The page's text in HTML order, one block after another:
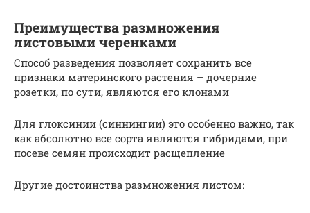
Преимущества размножения
листовыми черенками
Способ разведения позволяет сохранить все
признаки материнского растения – дочерние
розетки, по сути, являются его клонами
Для глоксинии (синнингии) это особенно важно, так
как абсолютно все сорта являются гибридами, при
посеве семян происходит расщепление
Другие достоинства размножения листом: